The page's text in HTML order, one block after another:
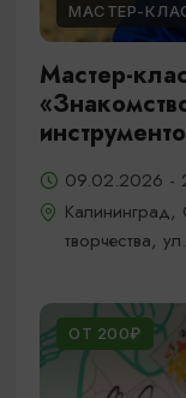
МАСТЕР-
Мастер-
09.02.2026 -
творчества,
ОТ 200₽